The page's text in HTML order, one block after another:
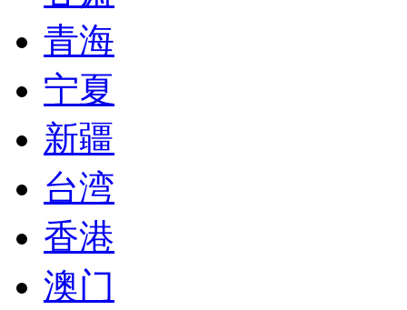
青海
宁夏
新疆
台湾
香港
澳门